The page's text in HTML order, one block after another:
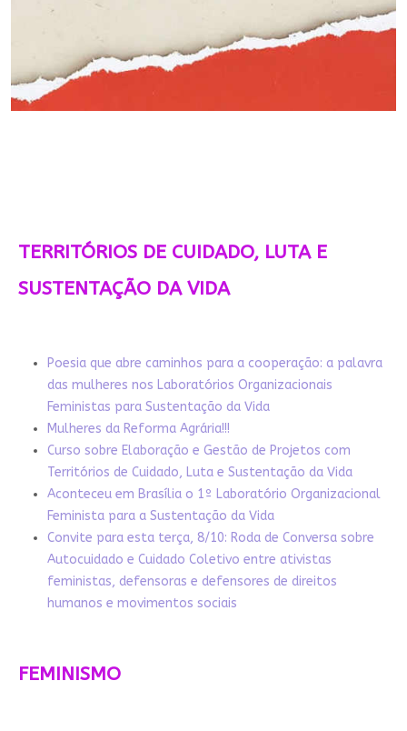
TERRITÓRIOS DE CUIDADO, LUTA E
SUSTENTAÇÃO DA VIDA
Poesia que abre caminhos para a cooperação: a palavra
das mulheres nos Laboratórios Organizacionais
Feministas para Sustentação da Vida
Mulheres da Reforma Agrária!!!
Curso sobre Elaboração e Gestão de Projetos com
Territórios de Cuidado, Luta e Sustentação da Vida
Aconteceu em Brasília o 1º Laboratório Organizacional
Feminista para a Sustentação da Vida
Convite para esta terça, 8/10: Roda de Conversa sobre
Autocuidado e Cuidado Coletivo entre ativistas
feministas, defensoras e defensores de direitos
humanos e movimentos sociais
FEMINISMO